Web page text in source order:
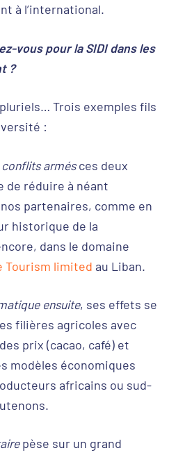
à l’international.
vous pour la SIDI dans les
?
Trois exemples fils
:
conflits armésces deux
de réduire à néant
partenaires, comme en
historique de la
dans le domaine
Tourism limited au Liban.
ensuite, ses effets se
filières agricoles avec
prix (cacao, café) et
modèles économiques
africains ou sud-
pèse sur un grand